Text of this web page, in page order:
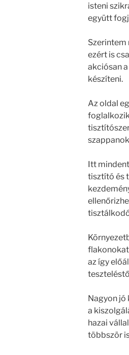
isteni
együtt
Szerintem
ezért is
akciósan
készíteni.
Az oldal
Itt
tisztító és
flakonokat
az így
Nagyon jó
a
hazai
többször